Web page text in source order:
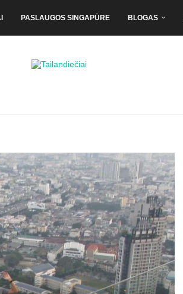
PASLAUGOS SINGAPŪRE BLOGAS